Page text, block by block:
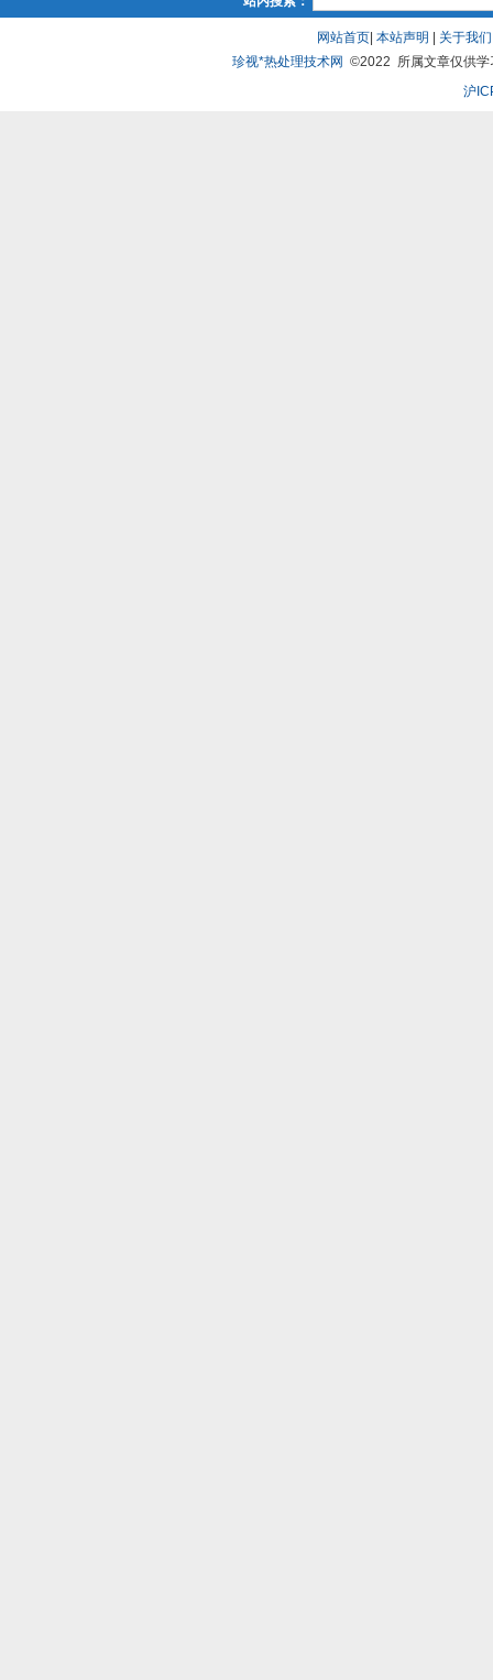
网站首页| 本站声明 关于我们
珍视*热处理技术网 ©2022 所属文章仅供学
沪